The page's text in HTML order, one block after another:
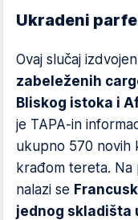
Ukradeni
Ovaj slučaj
zabeleženih
Bliskog istoka i
je TAPA-in
ukupno 570 novih
krađom tereta. Na
nalazi se
jednog skladišta